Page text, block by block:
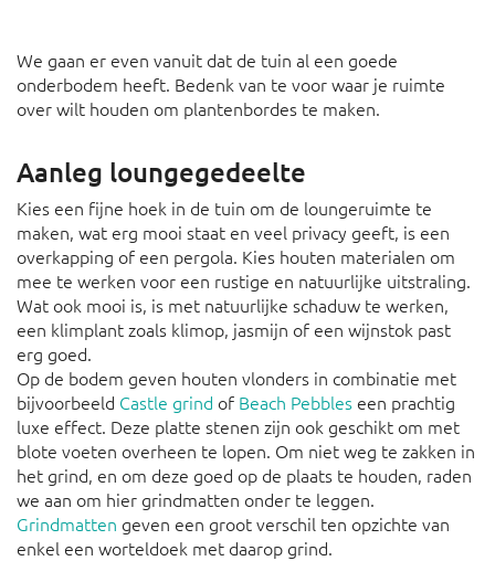
We gaan er even vanuit dat de tuin al een goede
onderbodem heeft. Bedenk van te voor waar je ruimte
over wilt houden om plantenbordes te maken.
Aanleg loungegedeelte
Kies een fijne hoek in de tuin om de loungeruimte te
maken, wat erg mooi staat en veel privacy geeft, is een
overkapping of een pergola. Kies houten materialen om
mee te werken voor een rustige en natuurlijke uitstraling.
Wat ook mooi is, is met natuurlijke schaduw te werken,
een klimplant zoals klimop, jasmijn of een wijnstok past
erg goed.
Op de bodem geven houten vlonders in combinatie met
bijvoorbeeld Castle grind of Beach Pebbles een prachtig
luxe effect. Deze platte stenen zijn ook geschikt om met
blote voeten overheen te lopen. Om niet weg te zakken in
het grind, en om deze goed op de plaats te houden, raden
we aan om hier grindmatten onder te leggen.
Grindmatten geven een groot verschil ten opzichte van
enkel een worteldoek met daarop grind.